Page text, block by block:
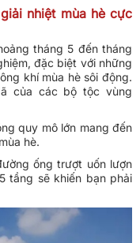
nhiệt mùa hè cực
tháng 5 đến tháng
đặc biệt với những
khí mùa hè sôi động.
của các bộ tộc vùng
quy mô lớn mang đến
hè.
ống trượt uốn lượn
tầng sẽ khiến bạn phải